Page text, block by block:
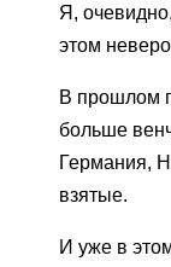
Я,
этом
В прошлом
больше
Германия,
взятые.
И уже в